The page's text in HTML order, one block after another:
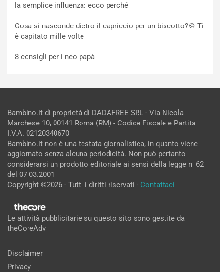
la semplice influenza: ecco perché
Cosa si nasconde dietro il capriccio per un biscotto?🍪 Ti
è capitato mille volte
8 consigli per i neo papà
Bambino.it di proprietà di DADAFREE SRL - Via Nicola
Marchese 10, 00141 Roma (RM) - Codice Fiscale e Partita
I.V.A. 02120340670
Bambino.it non è una testata giornalistica, in quanto viene
aggiornato senza alcuna periodicità. Non può pertanto
considerarsi un prodotto editoriale ai sensi della legge n. 62
del 07.03.2001
Copyright ©2026 - Tutti i diritti riservati - Contattaci
Le attività pubblicitarie su questo sito sono gestite da
theCoreAdv
Disclaimer
Privacy